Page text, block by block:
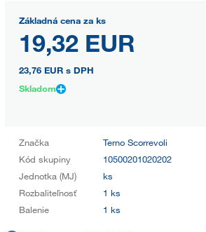
Základná cena za ks
19,32 EUR
23,76 EUR s DPH
Skladom
Značka
Terno Scorrevoli
Kód skupiny
10500201020202
Jednotka (MJ)
ks
Rozbaliteľnosť
1 ks
Balenie
1 ks